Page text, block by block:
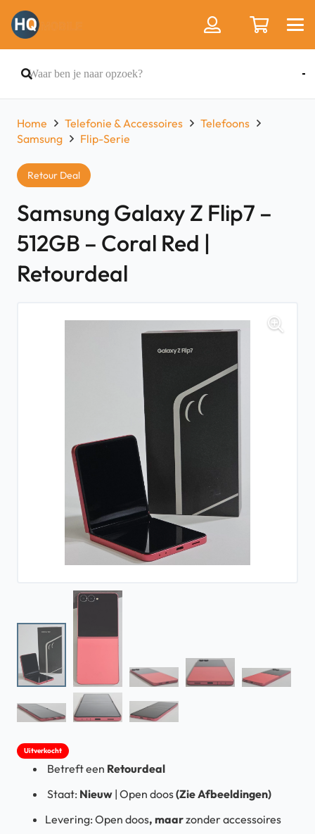
Home Telefonie & Accessoires
Telefoons
Samsung
Flip-Serie
Retour Deal
Samsung Galaxy Z Flip7 –
512GB – Coral Red |
Retourdeal
Uitverkocht
Betreft een Retourdeal
Staat: Nieuw | Open doos(Zie Afbeeldingen)
Levering: Open doos, maarzonder accessoires